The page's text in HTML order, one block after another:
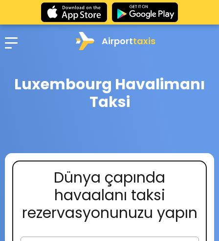
Airporttaxis
Luxembourg Havalimanı
Taksi
Dünya çapında
havaalanı taksi
rezervasyonunuzu yapın